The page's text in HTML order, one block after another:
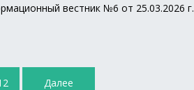
вестник №6 от 25.03.2026 г.
Далее